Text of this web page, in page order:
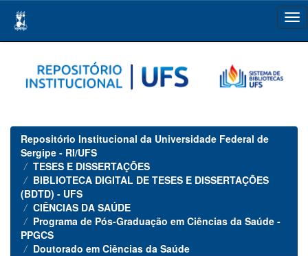
navigation
Repositório Institucional da Universidade Federal de
Sergipe - RI/UFS
TESES E DISSERTAÇÕES
BIBLIOTECA DIGITAL DE TESES E DISSERTAÇÕES
(BDTD) - UFS
CIÊNCIAS DA SAÚDE
Programa de Pós-Graduação em Ciências da Saúde -
PPGCS
Doutorado em Ciências da Saúde